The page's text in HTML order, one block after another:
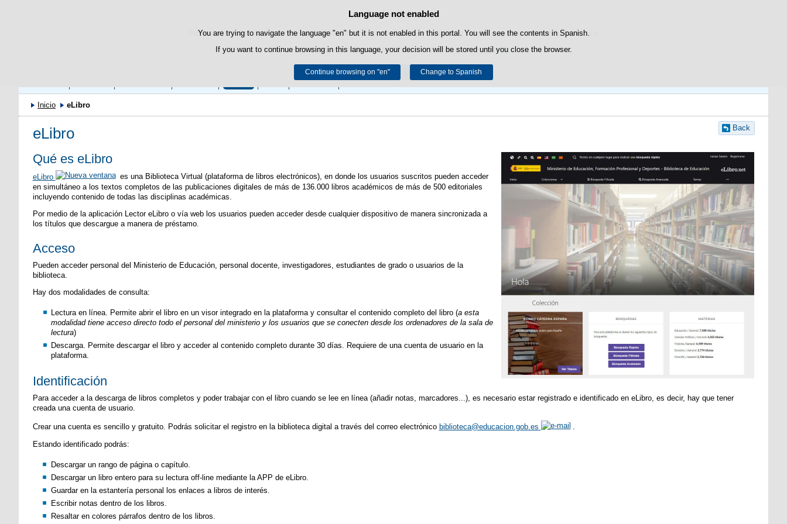
Cookie Policy
This website uses its own cookies to facilitate browsing and third-party cookies to obtain usage and satisfaction statistics.
You can get more information in the "Cookies" section of ourlegal notice.
Accept Reject
Language not enabled
You are trying to navigate the language "en" but it is not enabled in this portal. You will see the contents in Spanish.
If you want to continue browsing in this language, your decision will be stored until you close the browser.
Continue browsing on "en" Change to Spanish
Skip to content
Mi Cuenta Acceso y Horario
Inicio eLibro
Back
eLibro
Qué es eLibro
eLibro
es una Biblioteca Virtual (plataforma de libros electrónicos), en donde los usuarios suscritos pueden acceder
en simultáneo a los textos completos de las publicaciones digitales de más de 136.000 libros académicos de más de 500 editoriales
incluyendo contenido de todas las disciplinas académicas.
Por medio de la aplicación Lector eLibro o vía web los usuarios pueden acceder desde cualquier dispositivo de manera sincronizada a
los títulos que descargue a manera de préstamo.
Acceso
Pueden acceder personal del Ministerio de Educación, personal docente, investigadores, estudiantes de grado o usuarios de la
biblioteca.
Hay dos modalidades de consulta:
Lectura en línea. Permite abrir el libro en un visor integrado en la plataforma y consultar el contenido completo del libro (a esta
modalidad tiene acceso directo todo el personal del ministerio y los usuarios que se conecten desde los ordenadores de la sala de
lectura)
Descarga. Permite descargar el libro y acceder al contenido completo durante 30 días. Requiere de una cuenta de usuario en la
plataforma.
Identificación
Para acceder a la descarga de libros completos y poder trabajar con el libro cuando se lee en línea (añadir notas, marcadores...), es necesario estar registrado e identificado en eLibro, es decir, hay que tener
creada una cuenta de usuario.
Crear una cuenta es sencillo y gratuito. Podrás solicitar el registro en la biblioteca digital a través del correo electrónico biblioteca@educacion.gob.es
.
Estando identificado podrás:
Descargar un rango de página o capítulo.
Descargar un libro entero para su lectura off-line mediante la APP de eLibro.
Guardar en la estantería personal los enlaces a libros de interés.
Escribir notas dentro de los libros.
Resaltar en colores párrafos dentro de los libros.